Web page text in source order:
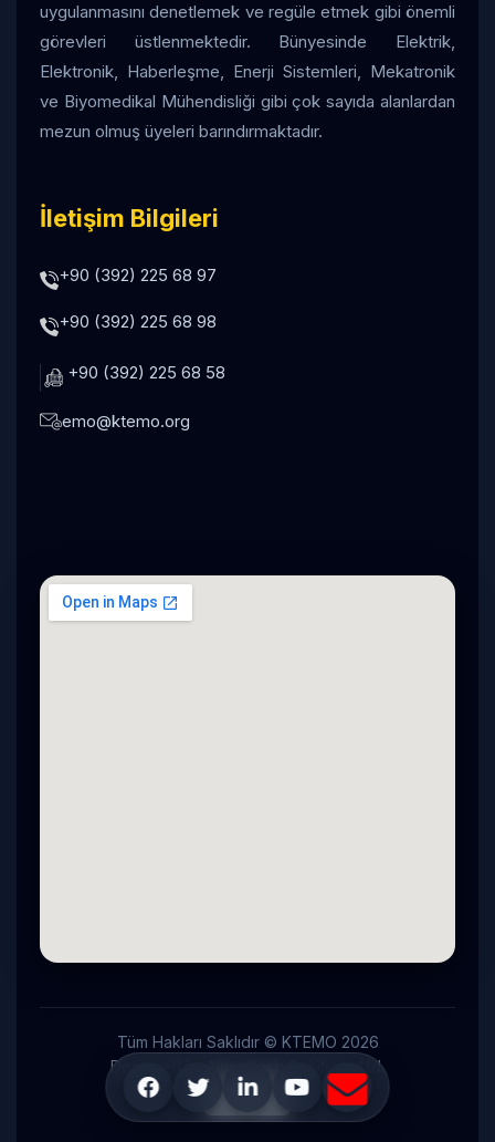
uygulanmasını denetlemek ve regüle etmek gibi önemli
görevleri üstlenmektedir. Bünyesinde Elektrik,
Elektronik, Haberleşme, Enerji Sistemleri, Mekatronik
ve Biyomedikal Mühendisliği gibi çok sayıda alanlardan
mezun olmuş üyeleri barındırmaktadır.
İletişim Bilgileri
+90 (392) 225 68 97
+90 (392) 225 68 98
+90 (392) 225 68 58
emo@ktemo.org
Tüm Hakları Saklıdır © KTEMO 2026
Designed by Noveltech Solutions Ltd.